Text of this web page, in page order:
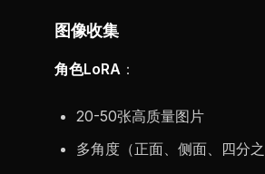
图像收集
角色LoRA ：
20-50张高质量图片
多角度（正面、侧面、四分之